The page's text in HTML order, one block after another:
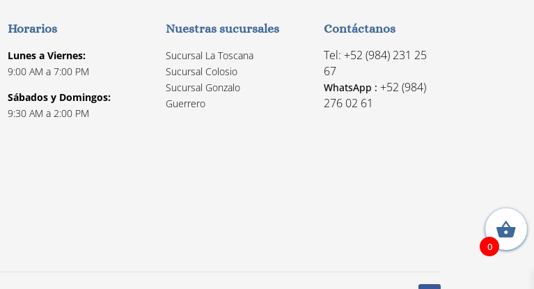
Horarios
Lunes a Viernes:
9:00 AM a 7:00 PM
Sábados y Domingos:
9:30 AM a 2:00 PM
Nuestras sucursales
Sucursal La Toscana
Sucursal Colosio
Sucursal Gonzalo
Guerrero
Contáctanos
Tel: +52 (984) 231 25
67
WhatsApp : +52 (984)
276 02 61
0